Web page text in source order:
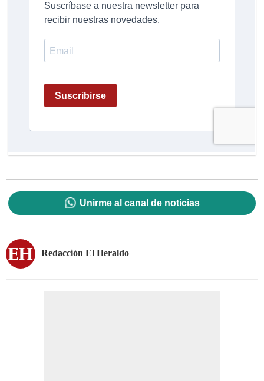
Unirme al canal de noticias
Redacción El Heraldo